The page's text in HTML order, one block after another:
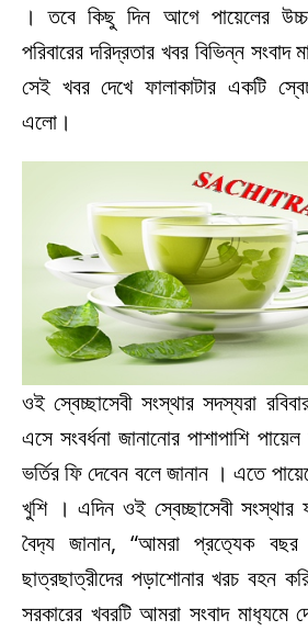
। তবে কিছু দিন আগে পায়েলের
পরিবারের দরিদ্রতার খবর বিভিন্ন
সেই খবর দেখে ফালাকাটার একটি
এলো।
ওই স্বেচ্ছাসেবী সংস্থার সদস্যরা
এসে সংবর্ধনা জানানোর পাশাপাশি
ভর্তির ফি দেবেন বলে জানান । এতে
খুশি । এদিন ওই স্বেচ্ছাসেবী সংস্থার
বৈদ‍্য জানান, “আমরা প্রত‍্যেক বছর
ছাত্রছাত্রীদের পড়াশোনার খরচ বহন
সরকারের খবরটি আমরা সংবাদ মাধ‍্যমে